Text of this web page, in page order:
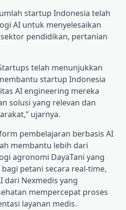
startup Indonesia telah
AI untuk menyelesaikan
pendidikan, pertanian
telah menunjukkan
startup Indonesia
AI engineering mereka
solusi yang relevan dan
ujarnya.
pembelajaran berbasis AI
membantu lebih dari
agronomi DayaTani yang
petani secara real-time,
dari Nexmedis yang
mempercepat proses
layanan medis.